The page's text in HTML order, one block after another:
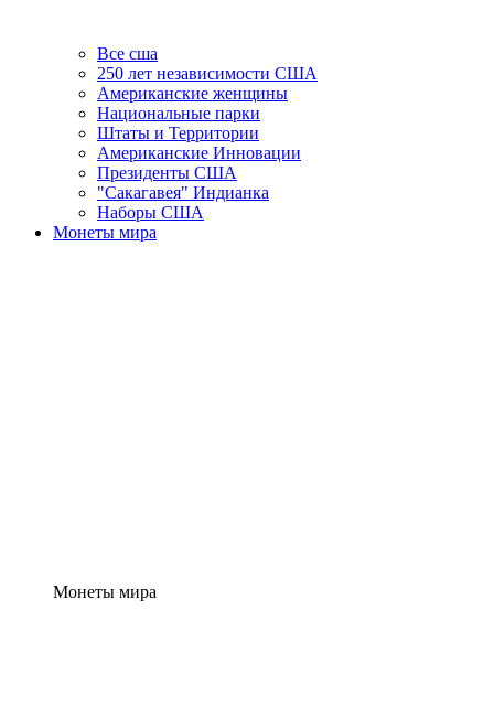
Все сша
250 лет независимости США
Американские женщины
Национальные парки
Штаты и Территории
Американские Инновации
Президенты США
"Сакагавея" Индианка
Наборы США
Монеты мира
Монеты мира